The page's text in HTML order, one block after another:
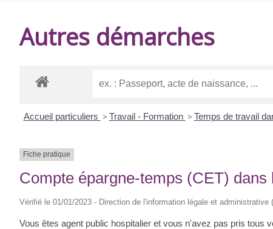
Autres démarches
Accueil particuliers > Travail - Formation > Temps de travail
Fiche pratique
Compte épargne-temps (CET)
Vérifié le 01/01/2023 - Direction de l'information légale et administrative
Vous êtes agent public hospitalier et vous n'avez pas pris tous